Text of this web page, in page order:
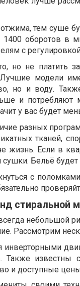
тем суше
оборотов в
с
но не платить
Лучшие модели
но и воду.
и потребляют
у вас будет
разных
тканей,
жизнь. Если в
Бельё будет
с
стиральной
небольшой
Рассмотрим
инверторными
Также известны
и доступные